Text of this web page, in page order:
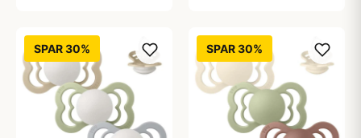
SPAR 30% SPAR 30%